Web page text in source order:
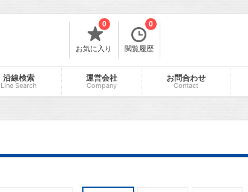
お気に入り
0
閲覧履歴
0
沿線検索
Line Search
運営会社
Company
お問合わせ
Contact